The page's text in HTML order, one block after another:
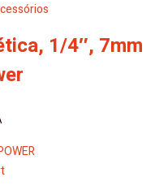
1/4″, 7mm